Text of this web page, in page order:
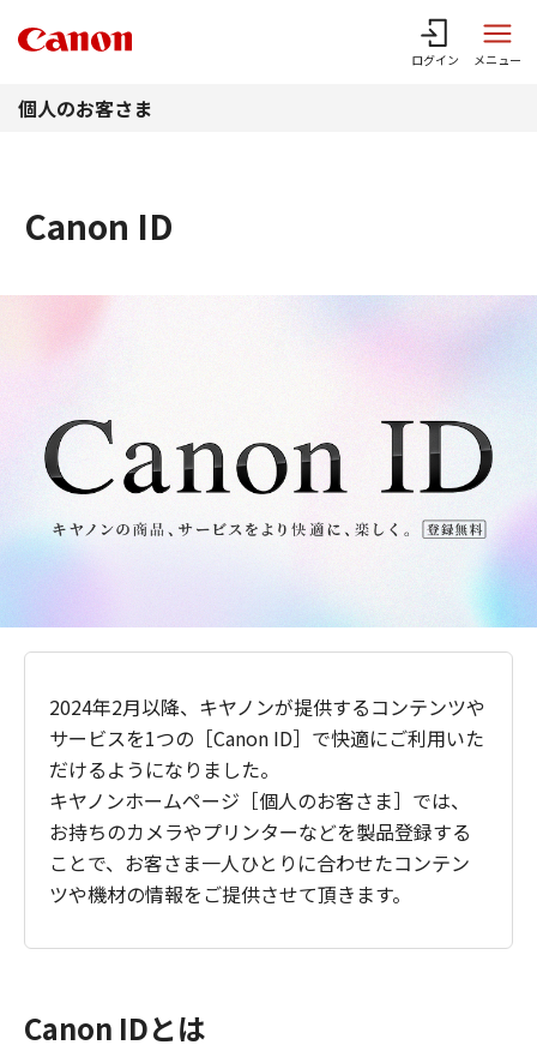
ログイン メニュー
個人のお客さま
Canon ID
2024年2月以降、キヤノンが提供するコンテンツや
サービスを1つの［Canon ID］で快適にご利用いた
だけるようになりました。
キヤノンホームページ［個人のお客さま］では、
お持ちのカメラやプリンターなどを製品登録する
ことで、お客さま一人ひとりに合わせたコンテン
ツや機材の情報をご提供させて頂きます。
Canon IDとは